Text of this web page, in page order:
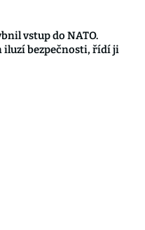
vstup do NATO.
iluzí bezpečnosti, řídí ji